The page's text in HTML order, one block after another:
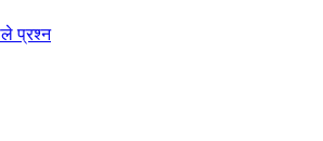
प्रश्न